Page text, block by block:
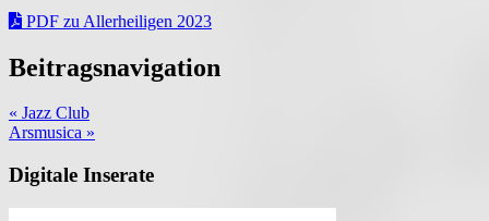
PDF zu Allerheiligen 2023
Beitragsnavigation
« Jazz Club
Arsmusica »
Digitale Inserate